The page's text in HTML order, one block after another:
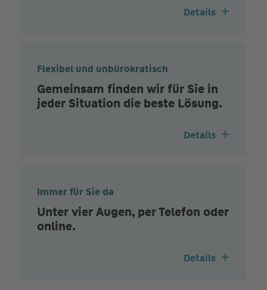
Details
Flexibel und unbürokratisch
Gemeinsam finden wir für Sie in
jeder Situation die beste Lösung.
Details
Immer für Sie da
Unter vier Augen, per Telefon oder
online.
Details